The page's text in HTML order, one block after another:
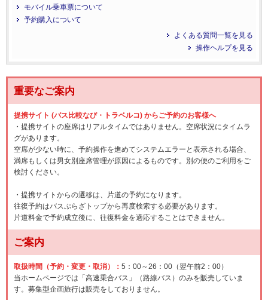
モバイル乗車票について
予約購入について
よくある質問一覧を見る
操作ヘルプを見る
重要なご案内
提携サイト (バス比較なび・トラベルコ) からご予約のお客様へ
・提携サイトの座席はリアルタイムではありません。空席状況にタイムラ
グがあります。
空席が少ない時に、予約操作を進めてシステムエラーと表示される場合、
満席もしくは男女別座席管理が原因によるものです。別の便のご利用をご
検討ください。
・提携サイトからの遷移は、片道の予約になります。
往復予約はバスぷらざトップから再度検索する必要があります。
片道料金で予約成立後に、往復料金を適応することはできません。
ご案内
取扱時間（予約・変更・取消）： 5：00～26：00（翌午前2：00）
当ホームページでは「高速乗合バス」（路線バス）のみを販売していま
す。募集型企画旅行は販売をしておりません。